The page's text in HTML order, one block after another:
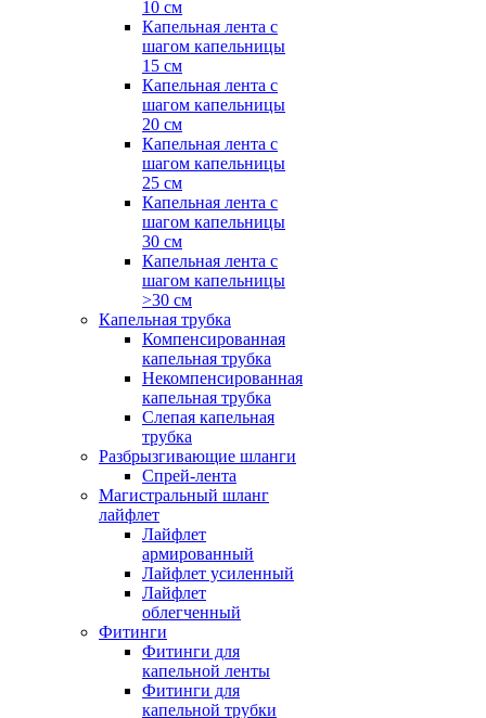
10 см
Капельная лента с
шагом капельницы
15 см
Капельная лента с
шагом капельницы
20 см
Капельная лента с
шагом капельницы
25 см
Капельная лента с
шагом капельницы
30 см
Капельная лента с
шагом капельницы
>30 см
Капельная трубка
Компенсированная
капельная трубка
Некомпенсированная
капельная трубка
Слепая капельная
трубка
Разбрызгивающие шланги
Спрей-лента
Магистральный шланг
лайфлет
Лайфлет
армированный
Лайфлет усиленный
Лайфлет
облегченный
Фитинги
Фитинги для
капельной ленты
Фитинги для
капельной трубки